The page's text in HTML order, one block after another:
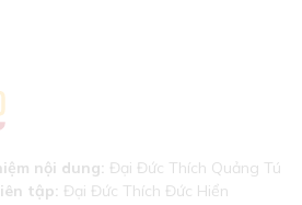
nội dung: Đại Đức Thích Quảng Tú
tập: Đại Đức Thích Đức Hiển